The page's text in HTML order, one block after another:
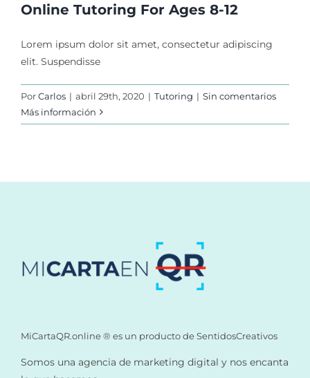
Online Tutoring For Ages 8-12
Lorem ipsum dolor sit amet, consectetur adipiscing
elit. Suspendisse
PorCarlos | abril 29th, 2020 | Tutoring | Sin comentarios
Más información
MiCartaQR.online ® es un producto de SentidosCreativos
Somos una agencia de marketing digital y nos encanta